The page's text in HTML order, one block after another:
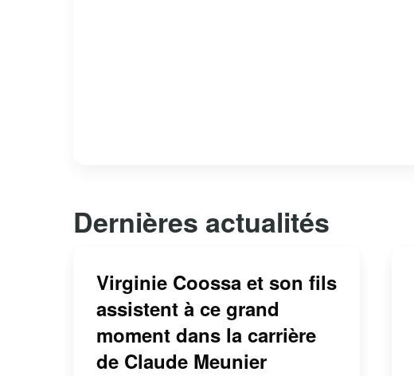
Dernières actualités
Virginie Coossa et son fils
assistent à ce grand
moment dans la carrière
de Claude Meunier